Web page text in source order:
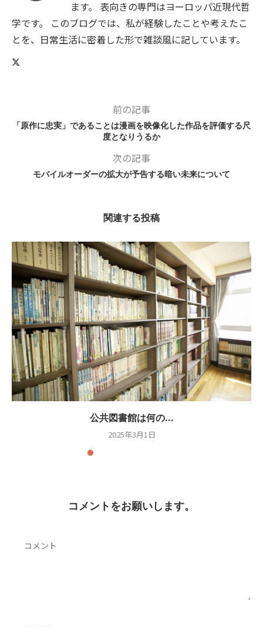
ます。 表向きの専門はヨーロッパ近現代哲
学です。 このブログでは、私が経験したことや考えたこ
とを、日常生活に密着した形で雑談風に記しています。
前の記事
「原作に忠実」であることは漫画を映像化した作品を評価する尺
度となりうるか
次の記事
モバイルオーダーの拡大が予告する暗い未来について
関連する投稿
公共図書館は何の...
2025年3月1日
コメントをお願いします。